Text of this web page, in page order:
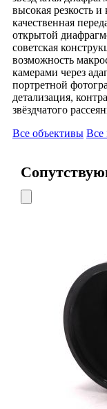
высокая резкость и
качественная
открытой
советская
возможность
камерами через
портретной
детализация,
звёздчатого
Все объективы Все